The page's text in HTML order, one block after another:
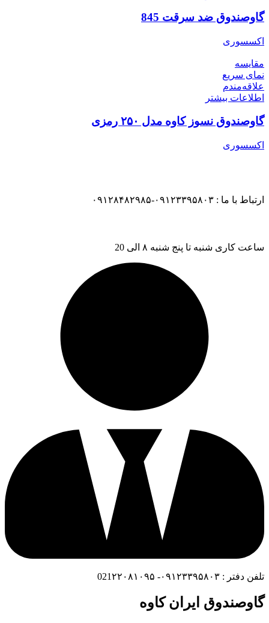
گاوصندوق ضد سرقت 845
اکسسوری
مقایسه
نمای سریع
علاقه‌مندم
اطلاعات بیشتر
گاوصندوق نسوز کاوه مدل ۲۵۰ رمزی
اکسسوری
ارتباط با ما : ۰۹۱۲۳۳۹۵۸۰۳-۰۹۱۲۸۴۸۲۹۸۵
ساعت کاری شنبه تا پنج شنبه ۸ الی 20
تلفن دفتر : ۰۹۱۲۳۳۹۵۸۰۳- 021۲۲۰۸۱۰۹۵
گاوصندوق ایران کاوه